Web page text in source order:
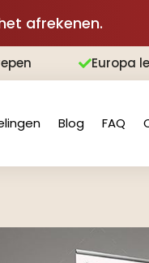
afrekenen.
Europa
Blog FAQ